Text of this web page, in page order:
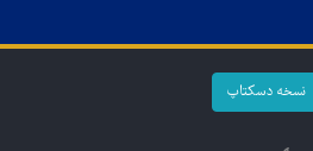
نسخه دسکتاپ